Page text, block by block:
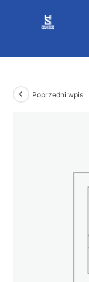
Poprzedni wpis